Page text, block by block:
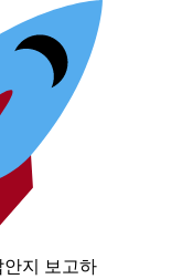
안지 보고하